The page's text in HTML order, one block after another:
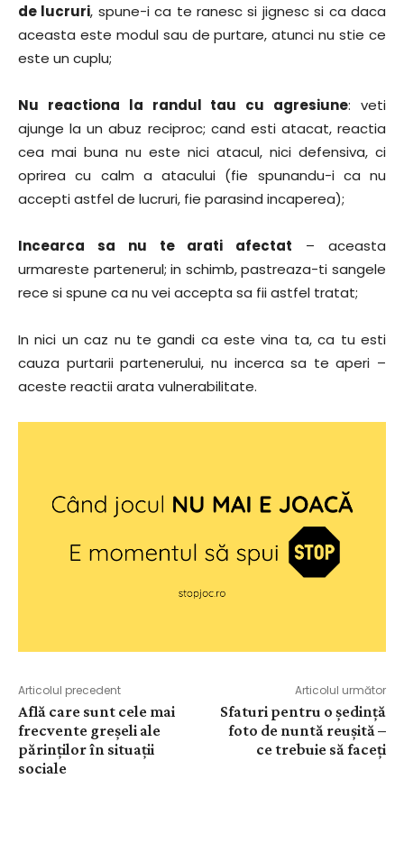
de lucruri, spune-i ca te ranesc si jignesc si ca daca
aceasta este modul sau de purtare, atunci nu stie ce
este un cuplu;
Nu reactiona la randul tau cu agresiune: veti
ajunge la un abuz reciproc; cand esti atacat, reactia
cea mai buna nu este nici atacul, nici defensiva, ci
oprirea cu calm a atacului (fie spunandu-i ca nu
accepti astfel de lucruri, fie parasind incaperea);
Incearca sa nu te arati afectat – aceasta
urmareste partenerul; in schimb, pastreaza-ti sangele
rece si spune ca nu vei accepta sa fii astfel tratat;
In nici un caz nu te gandi ca este vina ta, ca tu esti
cauza purtarii partenerului, nu incerca sa te aperi –
aceste reactii arata vulnerabilitate.
Articolul precedent
Află care sunt cele mai
frecvente greșeli ale
părinților în situații
sociale
Articolul următor
Sfaturi pentru o ședință
foto de nuntă reușită –
ce trebuie să faceți